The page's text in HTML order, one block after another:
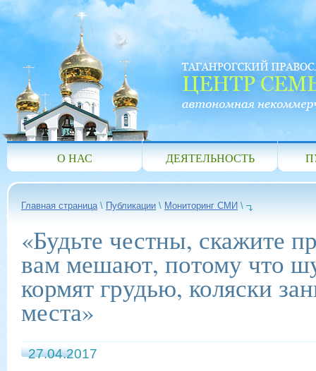
О НАС ДЕЯТЕЛЬНОСТЬ
Главная страница\ Публикации \ Мониторинг СМИ \
«Будьте честны, скажите
вам мешают, потому что
кормят грудью, коляски
места»
27.04.2017